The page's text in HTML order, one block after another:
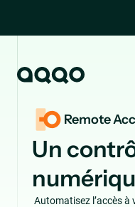
Remote
Un
Automatisez l’accès à